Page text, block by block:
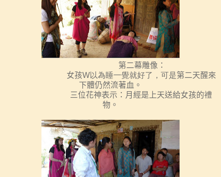
第二幕雕像：
女孩W以為睡一覺就好了，可是第二天醒來
下體仍然流著血。
三位花神表示：月經是上天送給女孩的禮
物。